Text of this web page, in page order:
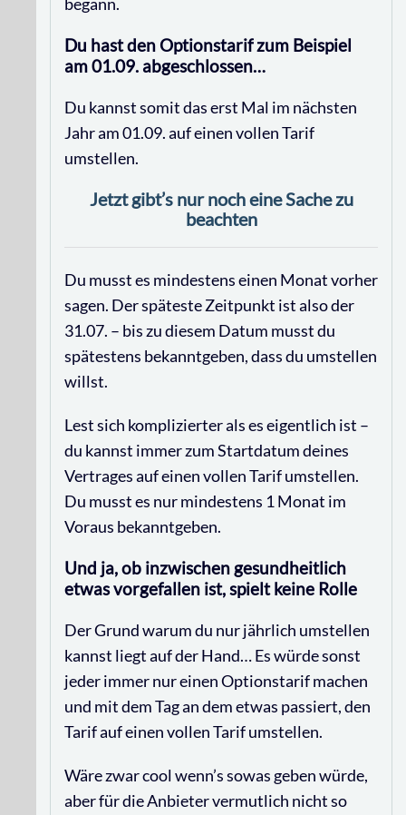
Du hast den Optionstarif zum Beispiel
am 01.09. abgeschlossen…
Du kannst somit das erst Mal im nächsten
Jahr am 01.09. auf einen vollen Tarif
umstellen.
Jetzt gibt’s nur noch eine Sache zu
beachten
Du musst es mindestens einen Monat vorher
sagen. Der späteste Zeitpunkt ist also der
31.07. – bis zu diesem Datum musst du
spätestens bekanntgeben, dass du umstellen
willst.
Lest sich komplizierter als es eigentlich ist –
du kannst immer zum Startdatum deines
Vertrages auf einen vollen Tarif umstellen.
Du musst es nur mindestens 1 Monat im
Voraus bekanntgeben.
Und ja, ob inzwischen gesundheitlich
etwas vorgefallen ist, spielt keine Rolle
Der Grund warum du nur jährlich umstellen
kannst liegt auf der Hand… Es würde sonst
jeder immer nur einen Optionstarif machen
und mit dem Tag an dem etwas passiert, den
Tarif auf einen vollen Tarif umstellen.
Wäre zwar cool wenn’s sowas geben würde,
aber für die Anbieter vermutlich nicht so